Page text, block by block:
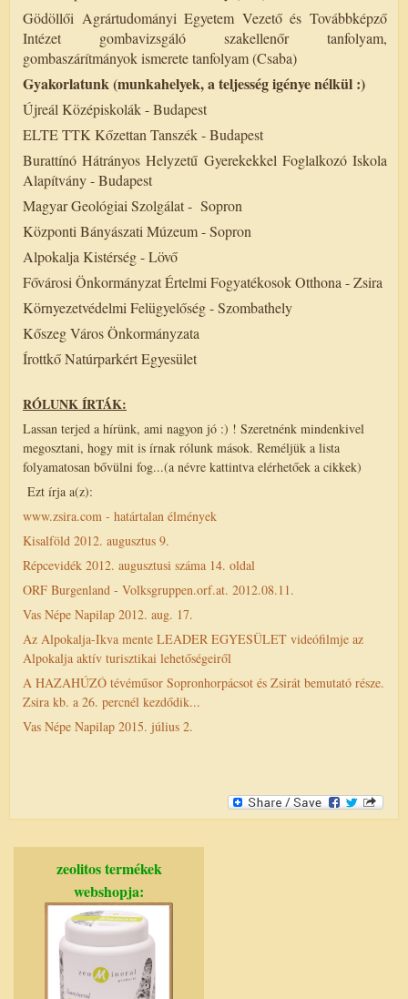
Gödöllői Agrártudományi Egyetem Vezető és Továbbképző
Intézet gombavizsgáló szakellenőr tanfolyam,
gombaszárítmányok ismerete tanfolyam (Csaba)
Gyakorlatunk (munkahelyek, a teljesség igénye nélkül :)
Újreál Középiskolák - Budapest
ELTE TTK Kőzettan Tanszék - Budapest
Burattínó Hátrányos Helyzetű Gyerekekkel Foglalkozó Iskola
Alapítvány - Budapest
Magyar Geológiai Szolgálat - Sopron
Központi Bányászati Múzeum - Sopron
Alpokalja Kistérség - Lövő
Fővárosi Önkormányzat Értelmi Fogyatékosok Otthona - Zsira
Környezetvédelmi Felügyelőség - Szombathely
Kőszeg Város Önkormányzata
Írottkő Natúrparkért Egyesület
RÓLUNK ÍRTÁK:
Lassan terjed a hírünk, ami nagyon jó :) ! Szeretnénk mindenkivel
megosztani, hogy mit is írnak rólunk mások. Reméljük a lista
folyamatosan bővülni fog...(a névre kattintva elérhetőek a cikkek)
Ezt írja a(z):
www.zsira.com - határtalan élmények
Kisalföld 2012. augusztus 9.
Répcevidék 2012. augusztusi száma 14. oldal
ORF Burgenland - Volksgruppen.orf.at. 2012.08.11.
Vas Népe Napilap 2012. aug. 17.
Az Alpokalja-Ikva mente LEADER EGYESÜLET videófilmje az
Alpokalja aktív turisztikai lehetőségeiről
A HAZAHÚZÓ tévéműsor Sopronhorpácsot és Zsirát bemutató része.
Zsira kb. a 26. percnél kezdődik...
Vas Népe Napilap 2015. július 2.
zeolitos termékek
webshopja: